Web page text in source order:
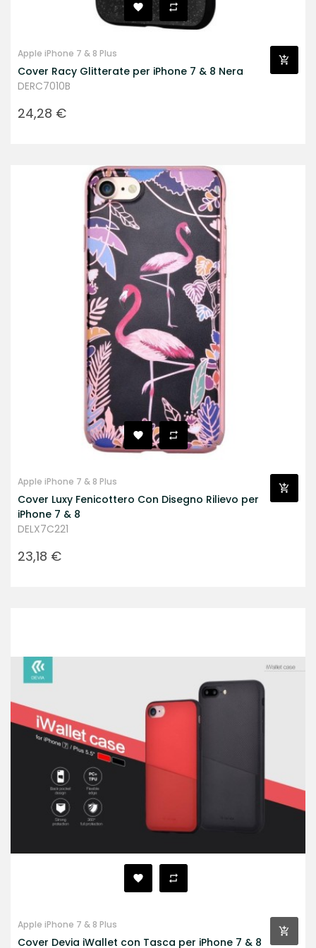
Apple iPhone 7 & 8 Plus
Cover Racy Glitterate per iPhone 7 & 8 Nera
DERC7010B
Prezzo
24,28 €
Apple iPhone 7 & 8 Plus
Cover Luxy Fenicottero Con Disegno Rilievo per
iPhone 7 & 8
DELX7C221
Prezzo
23,18 €
Apple iPhone 7 & 8 Plus
Cover Devia iWallet con Tasca per iPhone 7 & 8